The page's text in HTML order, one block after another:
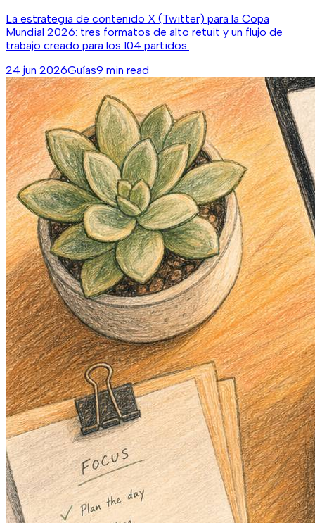
La estrategia de contenido X (Twitter) para la Copa
Mundial 2026: tres formatos de alto retuit y un flujo de
trabajo creado para los 104 partidos.
24 jun 2026Guías9 min read